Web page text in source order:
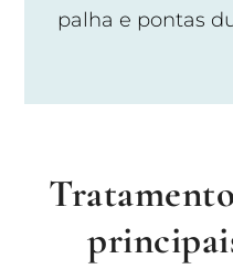
palha e pontas